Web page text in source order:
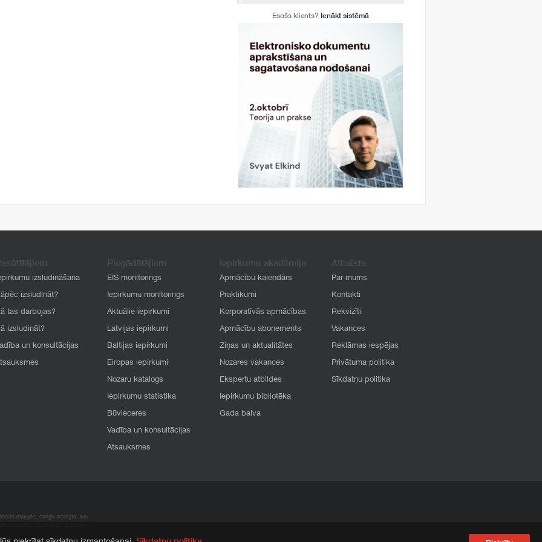
Esošs klients? Ienākt sistēmā
izsludināšana
izsludināt?
tas darbojas?
izsludināt?
un konsultācijas
Piegādātājiem
EIS monitorings
Iepirkumu monitorings
Aktuālie iepirkumi
Latvijas iepirkumi
Baltijas iepirkumi
Eiropas iepirkumi
Nozaru katalogs
Iepirkumu statistika
Būvieceres
Vadība un konsultācijas
Atsauksmes
Iepirkumu akadēmija
Apmācību kalendārs
Praktikumi
Korporatīvās apmācības
Apmācību abonements
Ziņas un aktualitātes
Nozares vakances
Ekspertu atbildes
Iepirkumu bibliotēka
Gada balva
Atbalsts
Par mums
Kontakti
Rekvizīti
Vakances
Reklāmas iespējas
Privātuma politika
Sīkdatņu politika
atļaujas, stingri aizliegta. SIA